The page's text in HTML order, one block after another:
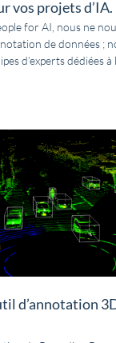
vos projets d’IA.
for AI, nous ne
de données ;
d’experts dédiées à
d’annotation